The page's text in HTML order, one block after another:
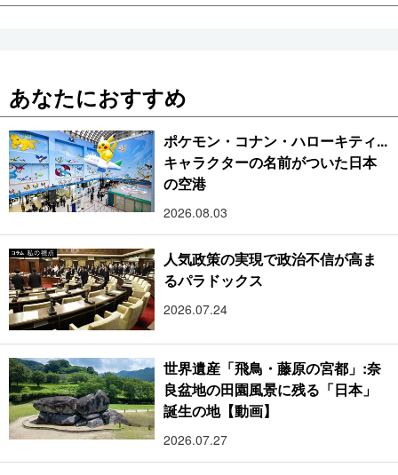
あなたにおすすめ
ポケモン・コナン・ハローキティ...
キャラクターの名前がついた日本
の空港
2026.08.03
人気政策の実現で政治不信が高ま
るパラドックス
2026.07.24
世界遺産「飛鳥・藤原の宮都」:奈
良盆地の田園風景に残る「日本」
誕生の地【動画】
2026.07.27